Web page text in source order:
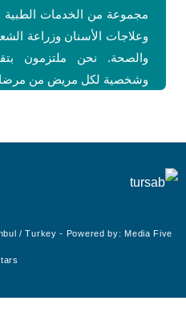
مجموعة من الخدمات الطبية
وعلاجات الأسنان وزراعة
والصحة. نحن ملتزمون
وشخصية لكل مريض من
/ Turkey - Powered by:Media Five